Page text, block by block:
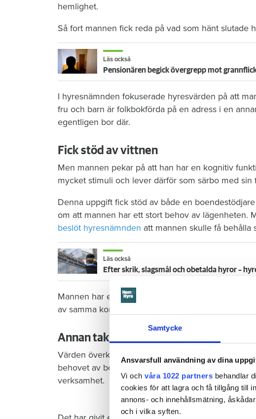
Samtycke
Ansvarsfull användning av dina
Vi och våra 1022 partners behandlar
cookies för att lagra och få tillgång till
annons- och innehållsmätning,
och i vilka syften.
hemlighet.
Så fort mannen fick reda på vad som hänt slutade
Läs också
Pensionären begick övergrepp mot
I hyresnämnden fokuserade hyresvärden på att
fru och barn är folkbokförda på en adress i en
egentligen bor där.
Fick stöd av vittnen
Men mannen pekar på att han har en kognitiv
mycket stimuli och lever därför som särbo med sin
Denna uppgift fick stöd av både en
om att mannen har ett stort behov av lägenheten.
beslöt hyresnämnden att mannen skulle få behålla
Läs också
Efter skrik, slagsmål och obetalda hyror –
Mannen har en lång historia av psykisk ohälsa och
av samma kommunala hyresvärd.
Annan taktik i hovrätten
Värden överklagade beslutet till Svea hovrätt. I
behovet av bostaden och fokuserar i stället på att
verksamhet.